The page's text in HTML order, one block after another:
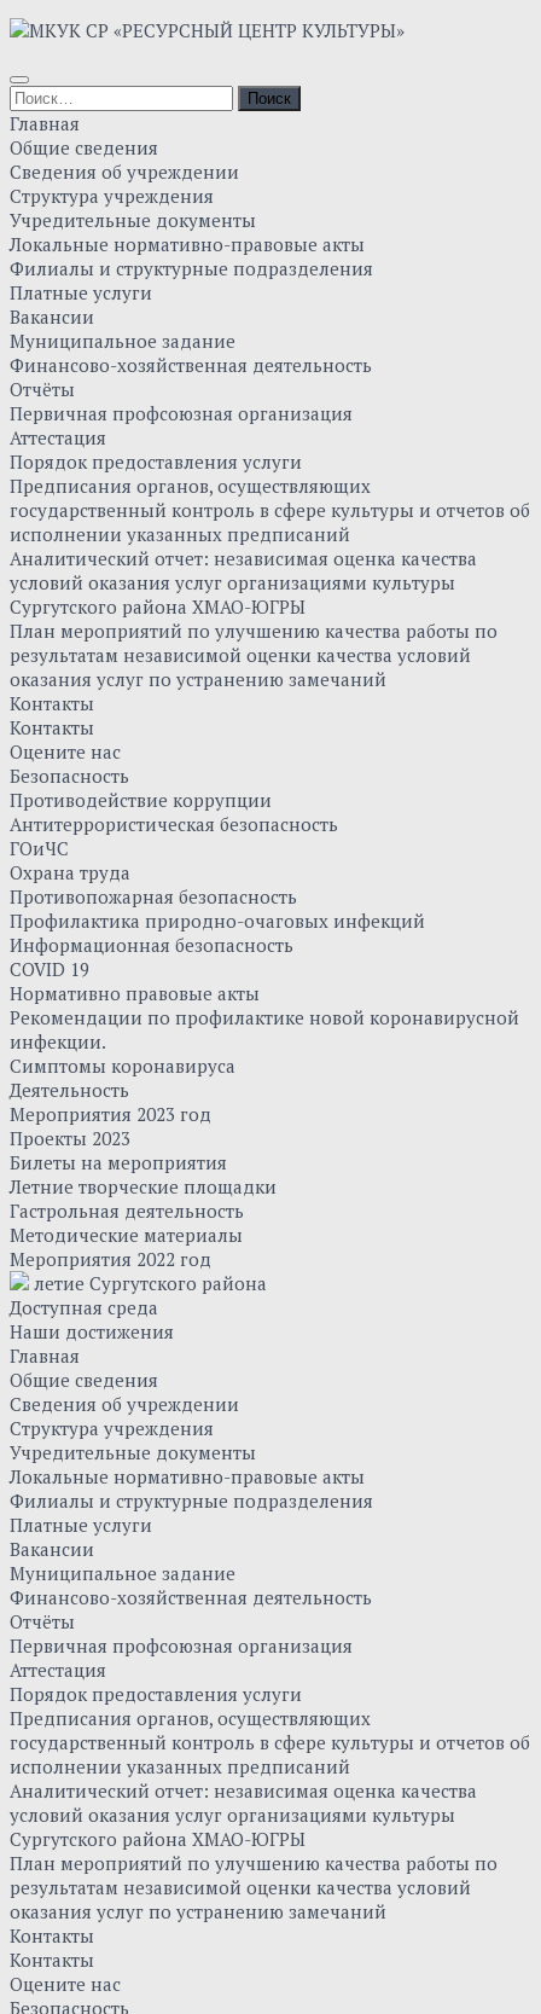
Главная
Общие сведения
Сведения об учреждении
Структура учреждения
Учредительные документы
Локальные нормативно-правовые акты
Филиалы и структурные подразделения
Платные услуги
Вакансии
Муниципальное задание
Финансово-хозяйственная деятельность
Отчёты
Первичная профсоюзная организация
Аттестация
Порядок предоставления услуги
Предписания органов, осуществляющих
государственный контроль в сфере культуры и отчетов об
исполнении указанных предписаний
Аналитический отчет: независимая оценка качества
условий оказания услуг организациями культуры
Сургутского района ХМАО-ЮГРЫ
План мероприятий по улучшению качества работы по
результатам независимой оценки качества условий
оказания услуг по устранению замечаний
Контакты
Контакты
Оцените нас
Безопасность
Противодействие коррупции
Антитеррористическая безопасность
ГОиЧС
Охрана труда
Противопожарная безопасность
Профилактика природно-очаговых инфекций
Информационная безопасность
COVID 19
Нормативно правовые акты
Рекомендации по профилактике новой коронавирусной
инфекции.
Симптомы коронавируса
Деятельность
Мероприятия 2023 год
Проекты 2023
Билеты на мероприятия
Летние творческие площадки
Гастрольная деятельность
Методические материалы
Мероприятия 2022 год
летие Сургутского района
Доступная среда
Наши достижения
Главная
Общие сведения
Сведения об учреждении
Структура учреждения
Учредительные документы
Локальные нормативно-правовые акты
Филиалы и структурные подразделения
Платные услуги
Вакансии
Муниципальное задание
Финансово-хозяйственная деятельность
Отчёты
Первичная профсоюзная организация
Аттестация
Порядок предоставления услуги
Предписания органов, осуществляющих
государственный контроль в сфере культуры и отчетов об
исполнении указанных предписаний
Аналитический отчет: независимая оценка качества
условий оказания услуг организациями культуры
Сургутского района ХМАО-ЮГРЫ
План мероприятий по улучшению качества работы по
результатам независимой оценки качества условий
оказания услуг по устранению замечаний
Контакты
Контакты
Оцените нас
Безопасность